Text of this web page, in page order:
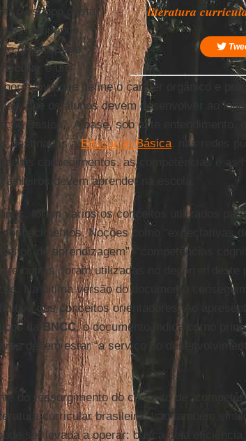
literatura
o escopo desta
propondo.
que “aBase
é um
normativo que define o caráter orgânico e
que os alunos devem desenvolver ao
Básica”. A base, sob este entendimento,
destinadas àEducação Básica, nas redes
os conhecimentos, as competências e as
devem aprender na escola.
anos, foram vários os conceitos utilizados
Noções como “expectativas
de aprendizagem”, “competências
outras, foram utilizadas no decorrer deste
Na última versão do documento
dos conceitos orientadores. Ao
da
BNCC, o documento indica como
devem estar “a serviço do
do ressurgimento do conceito de
curricular brasileira. Isto também
pode ser levada a operar: busca pela